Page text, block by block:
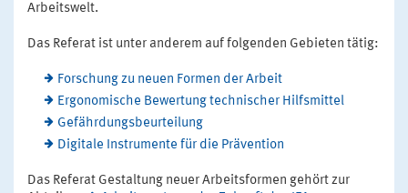
Arbeitswelt.
Das Referat ist unter anderem auf folgenden Gebieten tätig:
Forschung zu neuen Formen der Arbeit
Ergonomische Bewertung technischer Hilfsmittel
Gefährdungsbeurteilung
Digitale Instrumente für die Prävention
Das Referat Gestaltung neuer Arbeitsformen gehört zur